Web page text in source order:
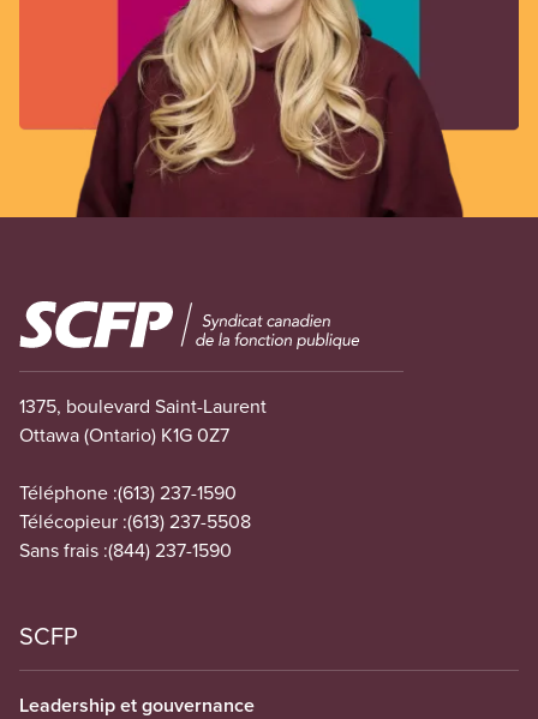
Image
1375, boulevard Saint-Laurent
Ottawa (Ontario) K1G 0Z7
Téléphone :(613) 237-1590
Télécopieur :(613) 237-5508
Sans frais :(844) 237-1590
SCFP
Leadership et gouvernance